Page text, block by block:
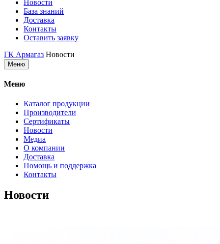
Новости
База знаний
Доставка
Контакты
Оставить заявку
ГК Армагаз Новости
Меню
Меню
Каталог продукции
Производители
Сертификаты
Новости
Медиа
О компании
Доставка
Помощь и поддержка
Контакты
Новости